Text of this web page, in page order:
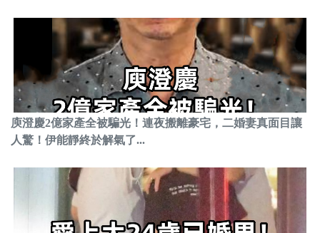
庾澄慶2億家產全被騙光！連夜搬離豪宅，二婚妻真面目讓
人驚！伊能靜終於解氣了...